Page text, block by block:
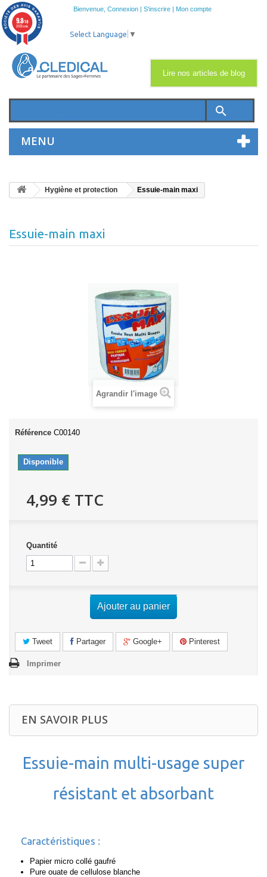
Bienvenue, Connexion | S'inscrire | Mon compte
search
MENU
Lire nos articles de blog
Select Language ▼
Hygiène et protection Essuie-main maxi
Essuie-main maxi
Agrandir l'image
Référence C00140
Disponible
4,99 € TTC
Quantité
Ajouter au panier
Tweet Partager Google+ Pinterest
Imprimer
EN SAVOIR PLUS
Essuie-main multi-usage super
résistant et absorbant
Caractéristiques :
Papier micro collé gaufré
Pure ouate de cellulose blanche
9.8/10
2033 avis